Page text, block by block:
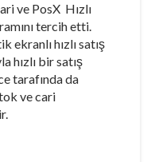
ve PosX Hızlı
tercih etti.
ekranlı hızlı satış
hızlı bir satış
tarafında da
ve cari